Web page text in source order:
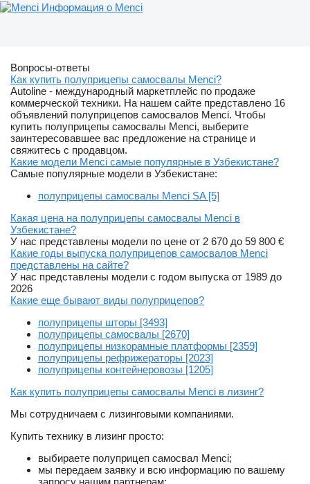
Информация о Menci
Вопросы-ответы
Как купить полуприцепы самосвалы Menci?
Autoline - международный маркетплейс по продаже
коммерческой техники. На нашем сайте представлено 16
объявлений полуприцепов самосвалов Menci. Чтобы
купить полуприцепы самосвалы Menci, выберите
заинтересовавшее вас предложение на странице и
свяжитесь с продавцом.
Какие модели Menci самые популярные в Узбекистане?
Самые популярные модели в Узбекистане:
полуприцепы самосвалы Menci SA [5]
Какая цена на полуприцепы самосвалы Menci в
Узбекистане?
У нас представлены модели по цене от 2 670 до 59 800 €
Какие годы выпуска полуприцепов самосвалов Menci
представлены на сайте?
У нас представлены модели с годом выпуска от 1989 до
2026
Какие еще бывают виды полуприцепов?
полуприцепы шторы [3493]
полуприцепы самосвалы [2670]
полуприцепы низкорамные платформы [2359]
полуприцепы рефрижераторы [2023]
полуприцепы контейнеровозы [1205]
Как купить полуприцепы самосвалы Menci в лизинг?
Мы сотрудничаем с лизинговыми компаниями.
Купить технику в лизинг просто:
выбираете полуприцеп самосвал Menci;
мы передаем заявку и всю информацию по вашему
запросу нашим партнерам;